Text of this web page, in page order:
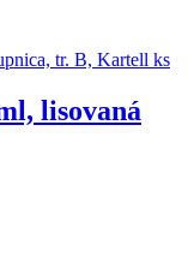
lisovaná